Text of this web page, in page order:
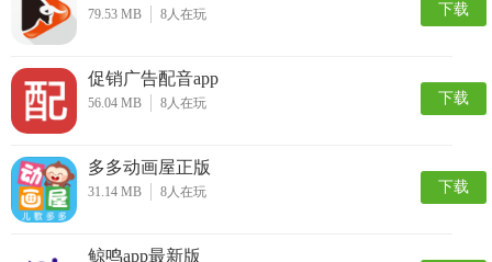
79.53 MB 8人在玩 下载
促销广告配音app
56.04 MB 8人在玩 下载
多多动画屋正版
31.14 MB 8人在玩 下载
鲸鸣app最新版